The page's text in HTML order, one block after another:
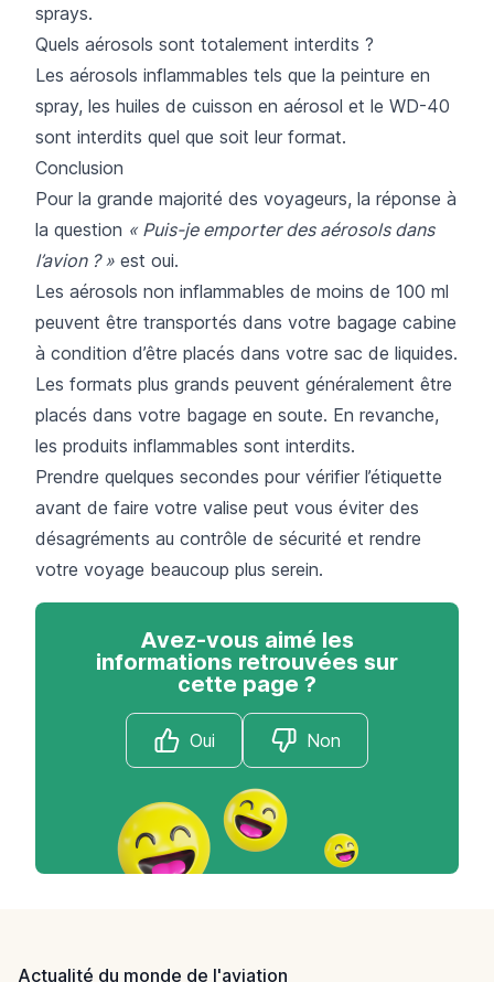
sprays.
Quels aérosols sont totalement interdits ?
Les aérosols inflammables tels que la peinture en
spray, les huiles de cuisson en aérosol et le WD-40
sont interdits quel que soit leur format.
Conclusion
Pour la grande majorité des voyageurs, la réponse à
la question « Puis-je emporter des aérosols dans
l’avion ? » est oui.
Les aérosols non inflammables de moins de 100 ml
peuvent être transportés dans votre bagage cabine
à condition d’être placés dans votre sac de liquides.
Les formats plus grands peuvent généralement être
placés dans votre bagage en soute. En revanche,
les produits inflammables sont interdits.
Prendre quelques secondes pour vérifier l’étiquette
avant de faire votre valise peut vous éviter des
désagréments au contrôle de sécurité et rendre
votre voyage beaucoup plus serein.
Avez-vous aimé les
informations retrouvées sur
cette page ?
Oui Non
Actualité du monde de l'aviation